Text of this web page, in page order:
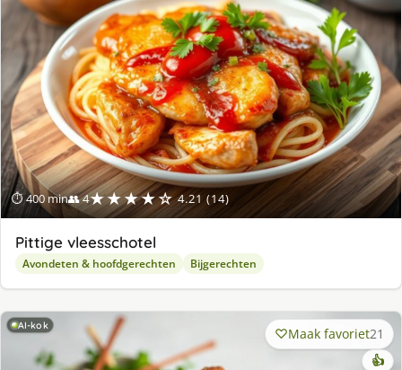
⏱ 400 min👥 4★★★★☆ 4.21 (14)
Pittige vleesschotel
Avondeten & hoofdgerechten Bijgerechten
AI-kok Maak favoriet21
👍